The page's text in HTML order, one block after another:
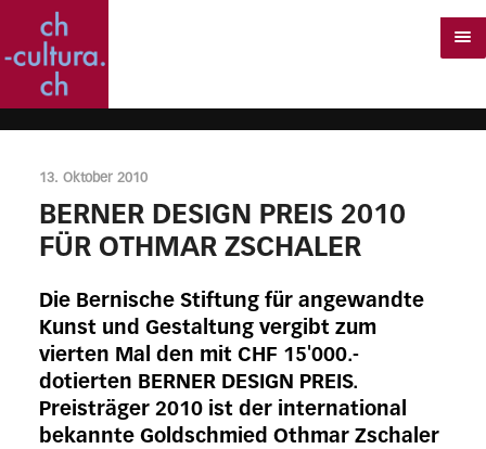
13. Oktober 2010
BERNER DESIGN PREIS 2010
FÜR OTHMAR ZSCHALER
Die Bernische Stiftung für angewandte
Kunst und Gestaltung vergibt zum
vierten Mal den mit CHF 15'000.-
dotierten BERNER DESIGN PREIS.
Preisträger 2010 ist der international
bekannte Goldschmied Othmar Zschaler